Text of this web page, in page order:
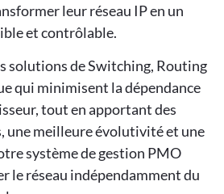
leur réseau IP en un
et contrôlable.
solutions de Switching, Routing
qui minimisent la dépendance
tout en apportant des
une meilleure évolutivité et une
système de gestion PMO
le réseau indépendamment du